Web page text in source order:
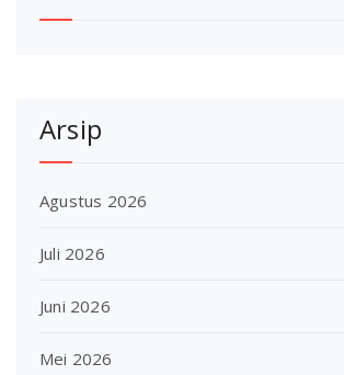
Arsip
Agustus 2026
Juli 2026
Juni 2026
Mei 2026